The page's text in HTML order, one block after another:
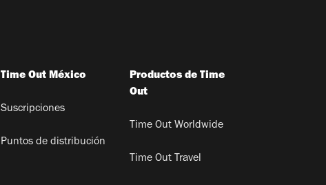
Time Out México
Suscripciones
Puntos de distribución
Productos de Time
Out
Time Out Worldwide
Time Out Travel